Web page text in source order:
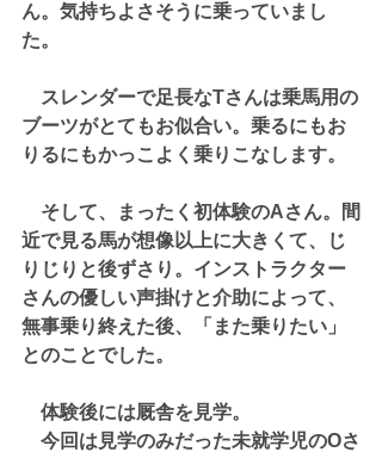
ん。気持ちよさそうに乗っていまし
た。
スレンダーで足長なTさんは乗馬用の
ブーツがとてもお似合い。乗るにもお
りるにもかっこよく乗りこなします。
そして、まったく初体験のAさん。間
近で見る馬が想像以上に大きくて、じ
りじりと後ずさり。インストラクター
さんの優しい声掛けと介助によって、
無事乗り終えた後、「また乗りたい」
とのことでした。
体験後には厩舎を見学。
今回は見学のみだった未就学児のOさ